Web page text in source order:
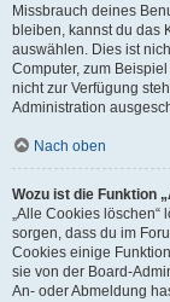
Missbrauch deines
bleiben, kannst du das
auswählen. Dies ist
Computer, zum
nicht zur Verfügung
Administration
Nach oben
Wozu ist die Funktion
„Alle Cookies löschen“
sorgen, dass du im
Cookies einige
sie von der Board-
An- oder Abmeldung